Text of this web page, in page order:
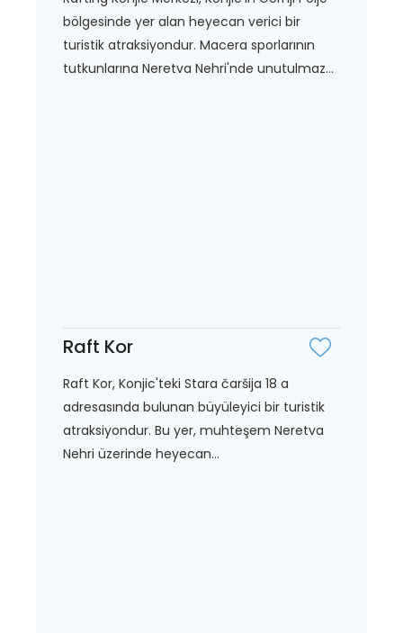
bölgesinde yer alan heyecan verici bir
turistik atraksiyondur. Macera sporlarının
tutkunlarına Neretva Nehri'nde unutulmaz...
Raft Kor
Raft Kor, Konjic'teki Stara čaršija 18 a
adresasında bulunan büyüleyici bir turistik
atraksiyondur. Bu yer, muhteşem Neretva
Nehri üzerinde heyecan...